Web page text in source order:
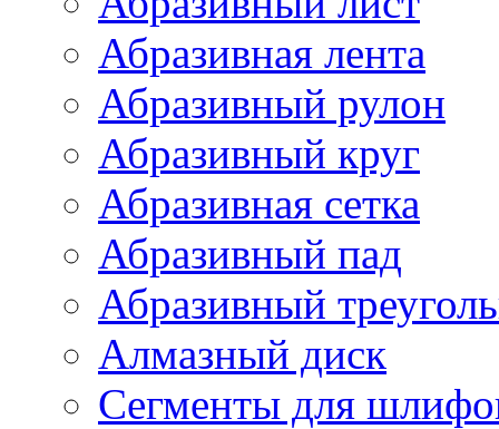
Абразивная лента
Абразивный рулон
Абразивный круг
Абразивная сетка
Абразивный пад
Абразивный
Алмазный диск
Сегменты для